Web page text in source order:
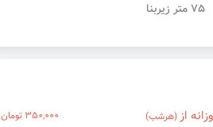
75 متر زیربنا
از(هرشب) 350,000 تومان